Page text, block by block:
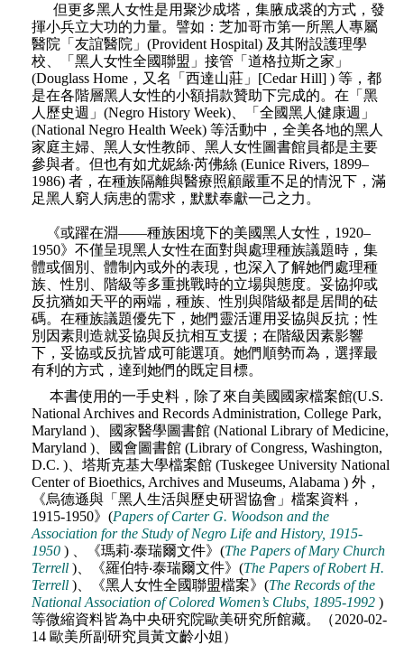
但更多黑人女性是用聚沙成塔，集腋成裘的方式，發
揮小兵立大功的力量。譬如：芝加哥市第一所黑人專屬
醫院「友誼醫院」(Provident Hospital) 及其附設護理學
校、「黑人女性全國聯盟」接管「道格拉斯之家」
(Douglass Home，又名「西達山莊」[Cedar Hill] ) 等，都
是在各階層黑人女性的小額捐款贊助下完成的。在「黑
人歷史週」(Negro History Week)、「全國黑人健康週」
(National Negro Health Week) 等活動中，全美各地的黑人
家庭主婦、黑人女性教師、黑人女性圖書館員都是主要
參與者。但也有如尤妮絲‧芮佛絲 (Eunice Rivers, 1899–
1986) 者，在種族隔離與醫療照顧嚴重不足的情況下，滿
足黑人窮人病患的需求，默默奉獻一己之力。
《或躍在淵——種族困境下的美國黑人女性，1920–
1950》不僅呈現黑人女性在面對與處理種族議題時，集
體或個別、體制內或外的表現，也深入了解她們處理種
族、性別、階級等多重挑戰時的立場與態度。妥協抑或
反抗猶如天平的兩端，種族、性別與階級都是居間的砝
碼。在種族議題優先下，她們靈活運用妥協與反抗；性
別因素則造就妥協與反抗相互支援；在階級因素影響
下，妥協或反抗皆成可能選項。她們順勢而為，選擇最
有利的方式，達到她們的既定目標。
本書使用的一手史料，除了來自美國國家檔案館(U.S.
National Archives and Records Administration, College Park,
Maryland )、國家醫學圖書館 (National Library of Medicine,
Maryland )、國會圖書館 (Library of Congress, Washington,
D.C. )、塔斯克基大學檔案館 (Tuskegee University National
Center of Bioethics, Archives and Museums, Alabama ) 外，
《烏德遜與「黑人生活與歷史研習協會」檔案資料，
1915-1950》(Papers of Carter G. Woodson and the
Association for the Study of Negro Life and History, 1915-
1950 ) 、《瑪莉‧泰瑞爾文件》(The Papers of Mary Church
Terrell )、《羅伯特‧泰瑞爾文件》(The Papers of Robert H.
Terrell )、《黑人女性全國聯盟檔案》(The Records of the
National Association of Colored Women’s Clubs, 1895-1992 )
等微縮資料皆為中央研究院歐美研究所館藏。（2020-02-
14 歐美所副研究員黃文齡小姐）